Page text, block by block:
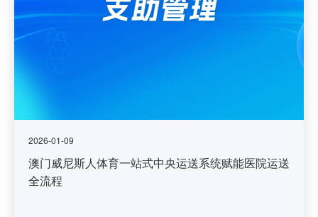
2026-01-09
澳门威尼斯人体育一站式中央运送系统赋能医院运送
全流程